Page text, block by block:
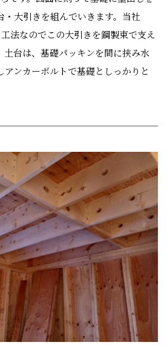
大引きを組んでいきます。当社
法なのでこの大引きを鋼製束で支え
土台は、基礎パッキンを間に挟み水
ンカーボルトで基礎としっかりと